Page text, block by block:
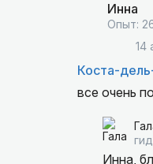
Инна
Опыт:
14
Коста-
все очень
гид
Инна,